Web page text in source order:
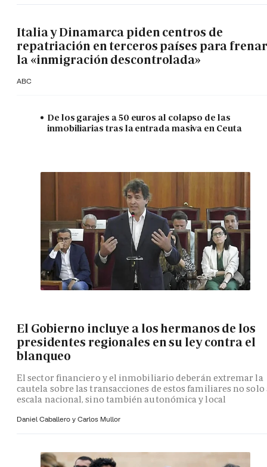
Italia y Dinamarca piden centros de
repatriación en terceros países para frenar
la «inmigración descontrolada»
ABC
De los garajes a 50 euros al colapso de las
inmobiliarias tras la entrada masiva en Ceuta
El Gobierno incluye a los hermanos de los
presidentes regionales en su ley contra el
blanqueo
El sector financiero y el inmobiliario deberán extremar la
cautela sobre las transacciones de estos familiares no solo
escala nacional, sino también autonómica y local
Daniel Caballero y Carlos Mullor